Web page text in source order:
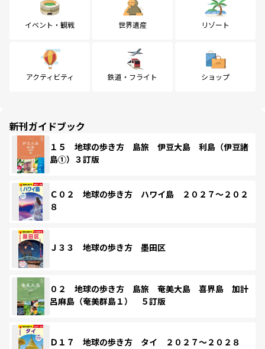
イベント・観戦 世界遺産 リゾート
アクティビティ 鉄道・フライト ショップ
新刊ガイドブック
１５ 地球の歩き方 島旅 伊豆大島 利島（伊豆諸
島①）３訂版
Ｃ０２ 地球の歩き方 ハワイ島 ２０２７～２０２
８
Ｊ３３ 地球の歩き方 墨田区
０２ 地球の歩き方 島旅 奄美大島 喜界島 加計
呂麻島（奄美群島１） ５訂版
Ｄ１７ 地球の歩き方 タイ ２０２７～２０２８